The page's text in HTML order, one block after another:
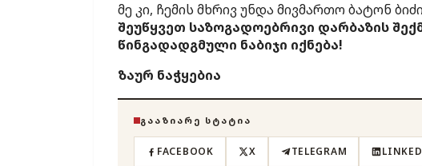
მე კი, ჩემის მხრივ უნდა მივმართო ბატონ
შეუწყვეთ საზოგადოებრივი დარბაზის
წინგადადგმული ნაბიჯი იქნება!
ზაურ ნაჭყებია
ᲒᲐᲐᲖᲘᲐᲠᲔ ᲡᲢᲐᲢᲘᲐ
FACEBOOK X TELEGRAM